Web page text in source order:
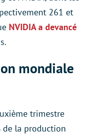
261 et
NVIDIA a devancé
mondiale
trimestre
de la production